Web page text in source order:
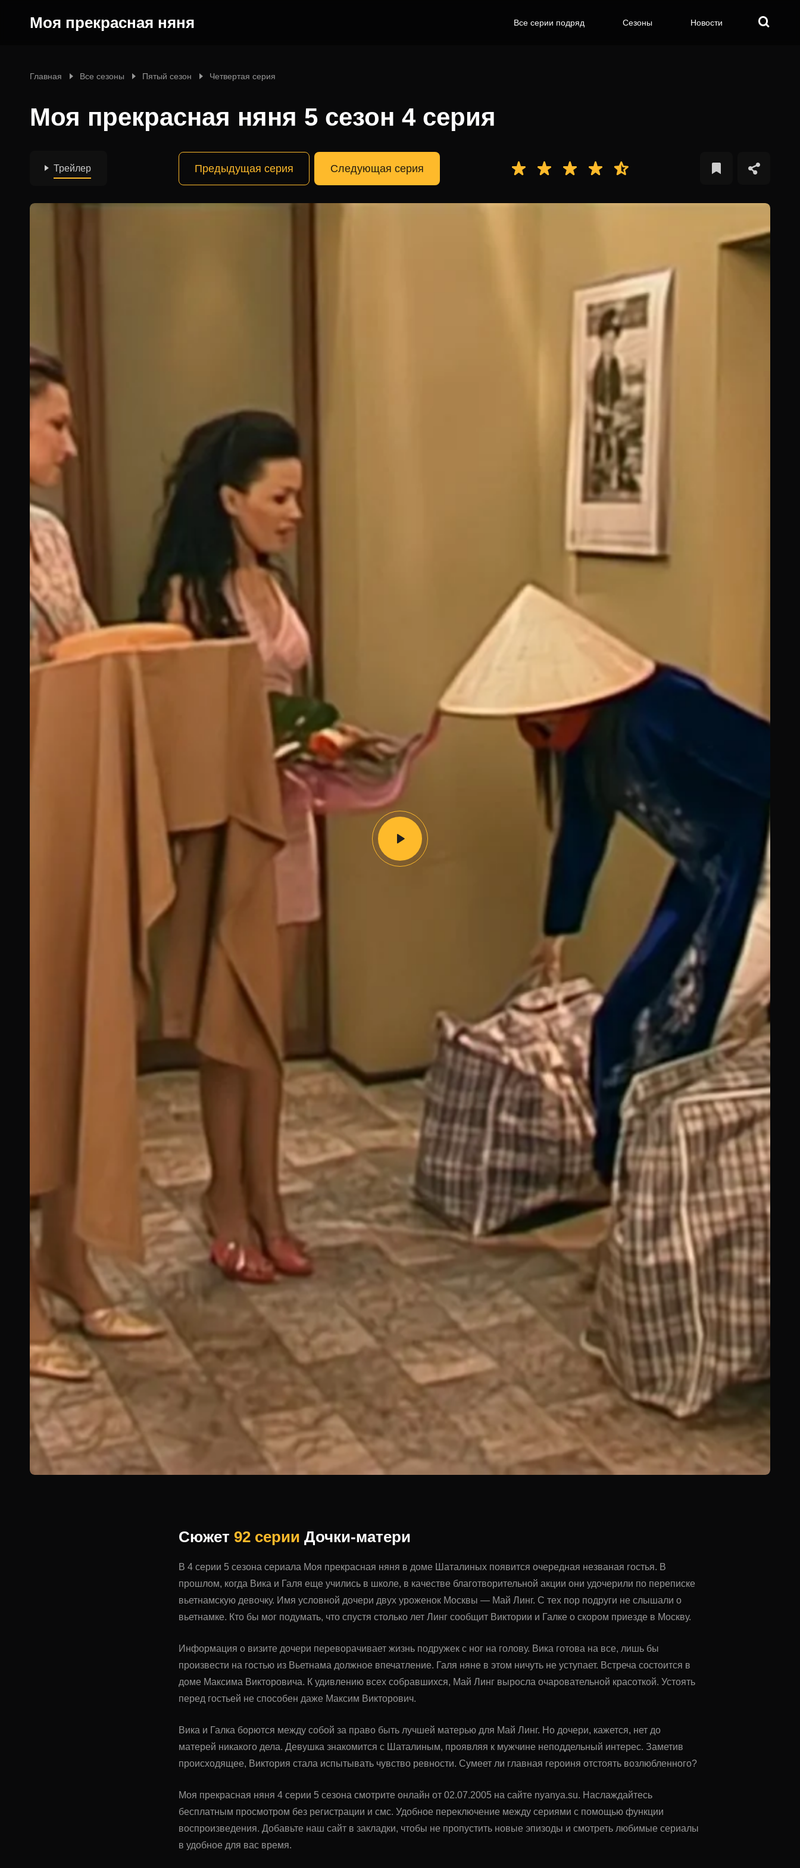
Моя прекрасная няня Все серии подряд Сезоны Новости
Главная Все сезоны Пятый сезон Четвертая серия
Моя прекрасная няня 5 сезон 4 серия
Трейлер Предыдущая серия Следующая серия
Сюжет 92 серии Дочки-матери
В 4 серии 5 сезона сериала Моя прекрасная няня в доме Шаталиных появится очередная незваная гостья. В
прошлом, когда Вика и Галя еще учились в школе, в качестве благотворительной акции они удочерили по переписке
вьетнамскую девочку. Имя условной дочери двух уроженок Москвы — Май Линг. С тех пор подруги не слышали о
вьетнамке. Кто бы мог подумать, что спустя столько лет Линг сообщит Виктории и Галке о скором приезде в Москву.
Информация о визите дочери переворачивает жизнь подружек с ног на голову. Вика готова на все, лишь бы
произвести на гостью из Вьетнама должное впечатление. Галя няне в этом ничуть не уступает. Встреча состоится в
доме Максима Викторовича. К удивлению всех собравшихся, Май Линг выросла очаровательной красоткой. Устоять
перед гостьей не способен даже Максим Викторович.
Вика и Галка борются между собой за право быть лучшей матерью для Май Линг. Но дочери, кажется, нет до
матерей никакого дела. Девушка знакомится с Шаталиным, проявляя к мужчине неподдельный интерес. Заметив
происходящее, Виктория стала испытывать чувство ревности. Сумеет ли главная героиня отстоять возлюбленного?
Моя прекрасная няня 4 серии 5 сезона смотрите онлайн от 02.07.2005 на сайте nyanya.su. Наслаждайтесь
бесплатным просмотром без регистрации и смс. Удобное переключение между сериями с помощью функции
воспроизведения. Добавьте наш сайт в закладки, чтобы не пропустить новые эпизоды и смотреть любимые сериалы
в удобное для вас время.